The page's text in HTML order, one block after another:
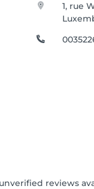
1, rue
reviews